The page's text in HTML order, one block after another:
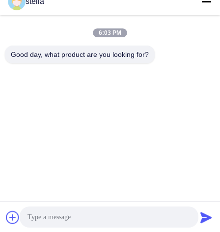
चीन अच्छी गुणवत्ता FM200 फायर सप्रेस सिस्टम आपूर्तिकर्ता. कॉपीराइट © 2016-2026
Guangzhou Xingjin Fire Equipment Co.,Ltd. . सर्वाधिकार सुरक्षित।
6:03 PM
Good day, what product are you looking for?